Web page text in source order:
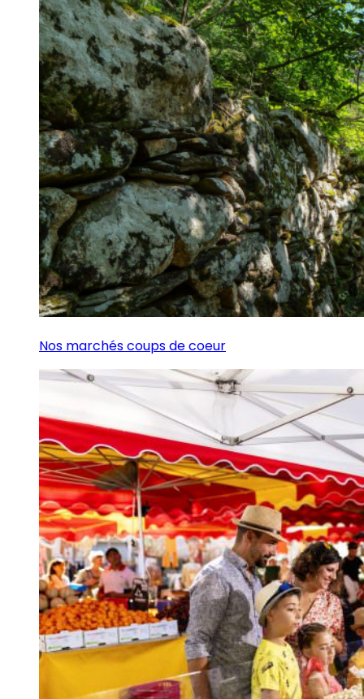
Nos marchés coups de coeur